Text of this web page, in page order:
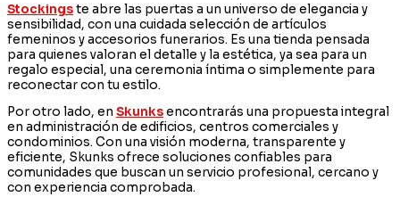
Stockingste abre las puertas a un universo de elegancia y
sensibilidad, con una cuidada selección de artículos
femeninos y accesorios funerarios. Es una tienda pensada
para quienes valoran el detalle y la estética, ya sea para un
regalo especial, una ceremonia íntima o simplemente para
reconectar con tu estilo.
Por otro lado, en Skunksencontrarás una propuesta integral
en administración de edificios, centros comerciales y
condominios. Con una visión moderna, transparente y
eficiente, Skunks ofrece soluciones confiables para
comunidades que buscan un servicio profesional, cercano y
con experiencia comprobada.